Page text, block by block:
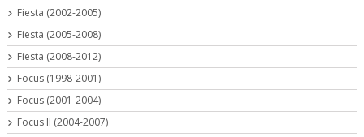
Fiesta (2002-2005)
Fiesta (2005-2008)
Fiesta (2008-2012)
Focus (1998-2001)
Focus (2001-2004)
Focus II (2004-2007)